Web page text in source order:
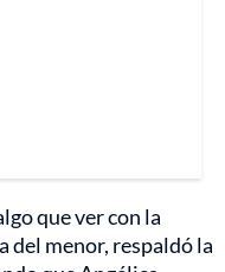
que ver con la
del menor, respaldó la